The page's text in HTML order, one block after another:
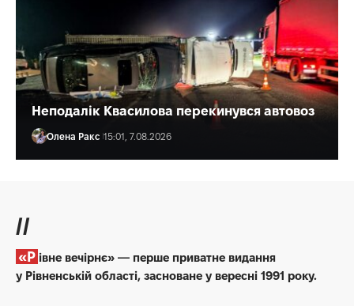
Неподалік Квасилова перекинувся автовоз
Олена Ракс 15:01, 7.08.2026
//
«Рівне вечірнє» — перше приватне видання
у Рівненській області, засноване у вересні 1991 року.